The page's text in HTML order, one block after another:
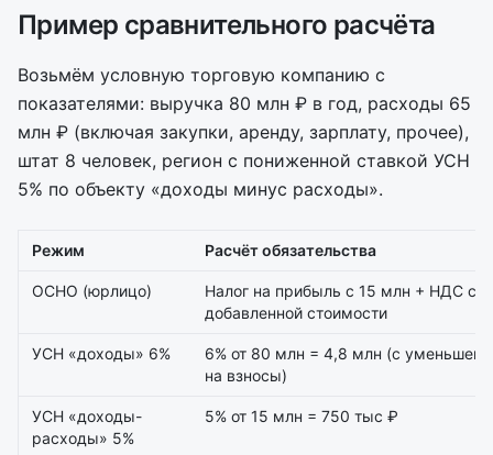
Пример сравнительного расчёта
Возьмём условную торговую компанию с
показателями: выручка 80 млн ₽ в год, расходы 65
млн ₽ (включая закупки, аренду, зарплату, прочее),
штат 8 человек, регион с пониженной ставкой УСН
5% по объекту «доходы минус расходы».
Режим Расчёт обязательства
ОСНО (юрлицо)
Налог на прибыль с 15 млн + НДС с
добавленной стоимости
УСН «доходы» 6%
6% от 80 млн = 4,8 млн (с
на взносы)
УСН «доходы-
расходы» 5%
5% от 15 млн = 750 тыс ₽